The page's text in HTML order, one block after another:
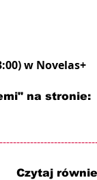
w Novelas+
na stronie:
Czytaj